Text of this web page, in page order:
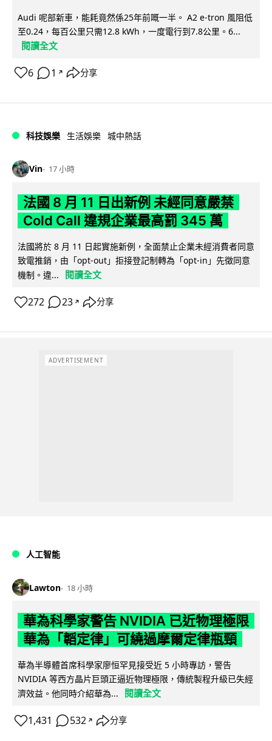
Audi 呢部新車，能耗竟然係25年前嘅一半。 A2 e-tron 風阻低
至0.24，每百公里只需12.8 kWh，一度電行到7.8公里。6...
閱讀全文
6 1 ↗ 分享
科技娛樂 生活娛樂 城中熱話
Vin 17 小時
法國 8 月 11 日出新例 未經同意嚴禁
Cold Call 違規企業最高罰 345 萬
法國將於 8 月 11 日起實施新例，全面禁止企業未經消費者同意
致電推銷，由「opt-out」拒接登記制轉為「opt-in」先徵同意
機制。違...
閱讀全文
272 23 ↗ 分享
ADVERTISEMENT
人工智能
Lawton 18 小時
華為科學家警告 NVIDIA 已近物理極限
華為「韜定律」可繞過摩爾定律瓶頸
華為半導體首席科學家廖恒罕見接受近 5 小時專訪，警告
NVIDIA 等西方晶片巨頭正逼近物理極限，傳統製程升級已失經
濟效益。他同時介紹華為...
閱讀全文
1,431 532 ↗ 分享